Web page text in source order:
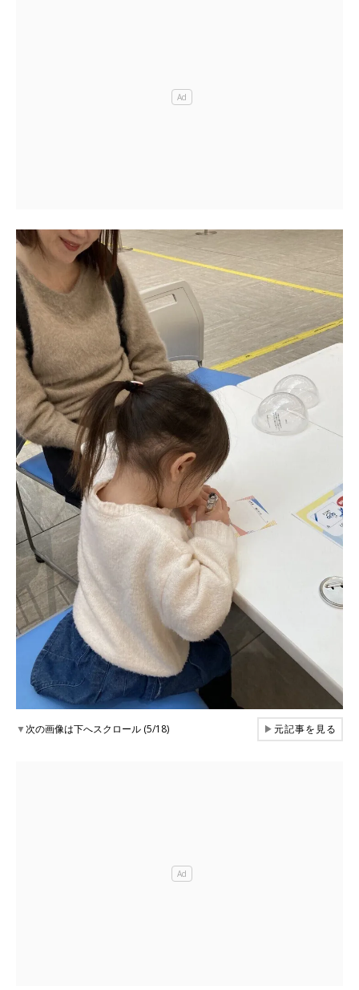
▼次の画像は下へスクロール (5/18) ▶元記事を見る